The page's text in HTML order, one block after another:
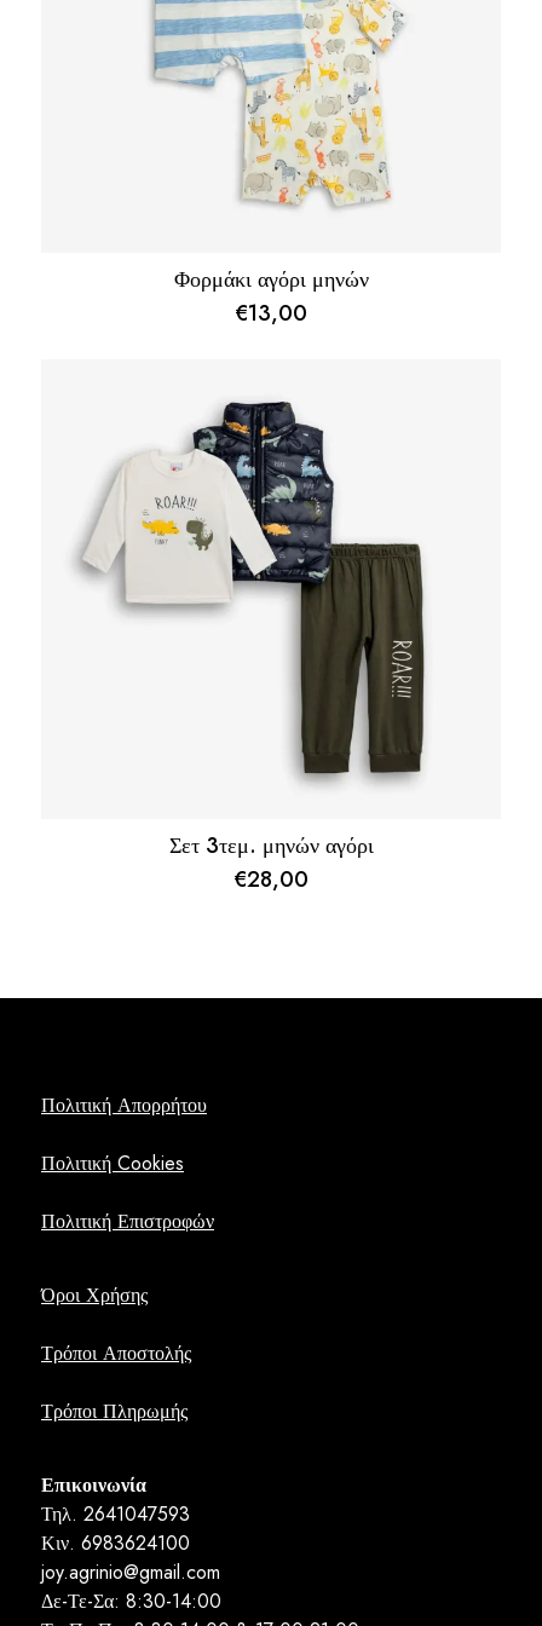
Φορμάκι αγόρι μηνών
€13,00
Σετ 3τεμ. μηνών αγόρι
€28,00
Πολιτική Απορρήτου
Πολιτική Cookies
Πολιτική Επιστροφών
Όροι Χρήσης
Τρόποι Αποστολής
Τρόποι Πληρωμής
Επικοινωνία
Τηλ. 2641047593
Κιν. 6983624100
joy.agrinio@gmail.com
Δε-Τε-Σα: 8:30-14:00